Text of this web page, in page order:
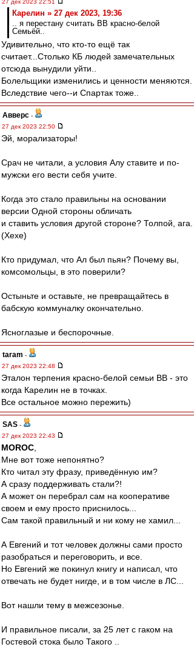
27 дек 2023 22:51
Карелин » 27 дек 2023, 19:36
.. я перестану считать ВВ красно-белой
Семьёй..
Удивительно, что кто-то ещё так
считает...Столько КБ людей замечательных
отсюда вынудили уйти..
Болельщики изменились и ценности меняются.
Вследствие чего--и Спартак тоже..
Авверс -
27 дек 2023 22:50
Эй, морализаторы!
Срач не читали, а условия Алу ставите и по-
мужски его вести себя учите.
Когда это стало правильны на основании
версии Одной стороны обличать
и ставить условия другой стороне? Толпой, ага.
(Хехе)
Кто придумал, что Ал был пьян? Почему вы,
комсомольцы, в это поверили?
Остыньте и оставьте, не превращайтесь в
бабскую коммуналку окончательно.
Ясноглазые и беспорочные.
taram -
27 дек 2023 22:48
Эталон терпения красно-белой семьи ВВ - это
когда Карелин не в точках.
Все остальное можно пережить)
SAS -
27 дек 2023 22:43
MOROC
Мне вот тоже непонятно?
Кто читал эту фразу, приведённую им?
А сразу поддерживать стали?!
А может он перебрал сам на кооперативе
своем и ему просто приснилось...
Сам такой правильный и ни кому не хамил...
А Евгений и тот человек должны сами просто
разобраться и переговорить, и все.
Но Евгений же покинул книгу и написал, что
отвечать не будет нигде, и в том числе в ЛС...
Вот нашли тему в межсезонье.
И правильное писали, за 25 лет с гаком на
Гостевой стока было Такого ..